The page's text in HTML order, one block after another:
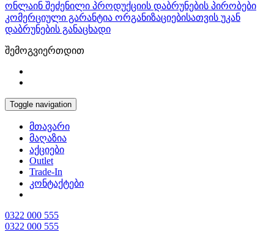
ონლაინ შეძენილი პროდუქციის დაბრუნების პირობები
კომერციული გარანტია ორგანიზაციებისათვის უკან
დაბრუნების განაცხადი
შემოგვიერთდით
Toggle navigation
მთავარი
მაღაზია
აქციები
Outlet
Trade-In
კონტაქტები
0322 000 555
0322 000 555